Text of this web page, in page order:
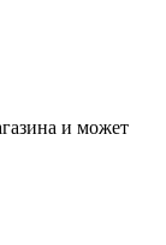
и может